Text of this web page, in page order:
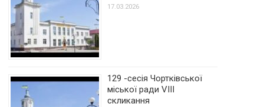
17.03.2026
129 -сесія Чортківської
міської ради VIII
скликання